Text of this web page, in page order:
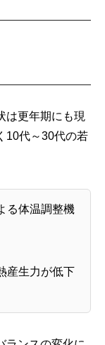
は更年期にも現
10代～30代の若
る体温調整機
産生力が低下